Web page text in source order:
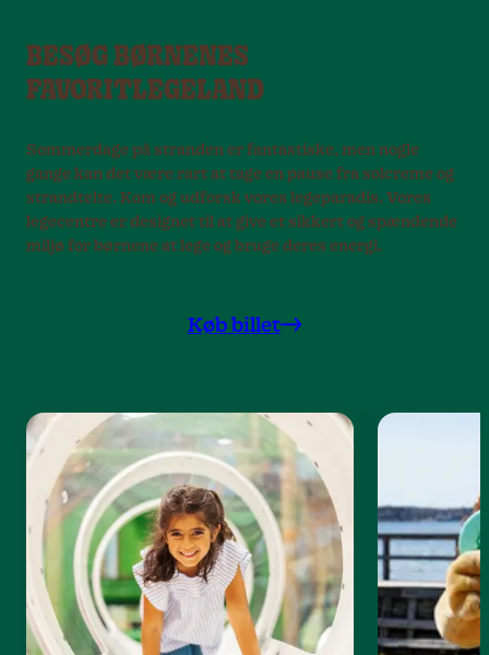
BESØG BØRNENES
FAVORITLEGELAND
Sommerdage på stranden er fantastiske, men nogle
gange kan det være rart at tage en pause fra solcreme og
strandtelte. Kom og udforsk vores legeparadis. Vores
legecentre er designet til at give et sikkert og spændende
miljø for børnene at lege og bruge deres energi.
Køb billet